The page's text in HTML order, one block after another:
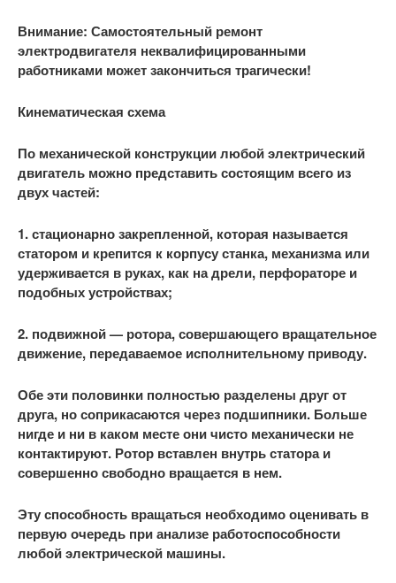
Внимание: Самостоятельный ремонт
электродвигателя неквалифицированными
работниками может закончиться трагически!
Кинематическая схема
По механической конструкции любой электрический
двигатель можно представить состоящим всего из
двух частей:
1. стационарно закрепленной, которая называется
статором и крепится к корпусу станка, механизма или
удерживается в руках, как на дрели, перфораторе и
подобных устройствах;
2. подвижной — ротора, совершающего вращательное
движение, передаваемое исполнительному приводу.
Обе эти половинки полностью разделены друг от
друга, но соприкасаются через подшипники. Больше
нигде и ни в каком месте они чисто механически не
контактируют. Ротор вставлен внутрь статора и
совершенно свободно вращается в нем.
Эту способность вращаться необходимо оценивать в
первую очередь при анализе работоспособности
любой электрической машины.